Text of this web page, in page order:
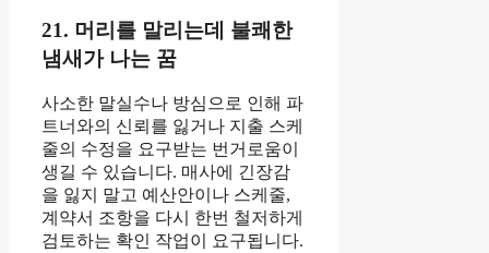
21. 머리를 말리는데 불쾌한
냄새가 나는 꿈
사소한 말실수나 방심으로 인해 파
트너와의 신뢰를 잃거나 지출 스케
줄의 수정을 요구받는 번거로움이
생길 수 있습니다. 매사에 긴장감
을 잃지 말고 예산안이나 스케줄,
계약서 조항을 다시 한번 철저하게
검토하는 확인 작업이 요구됩니다.